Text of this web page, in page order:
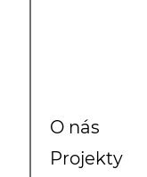
O nás
Projekty